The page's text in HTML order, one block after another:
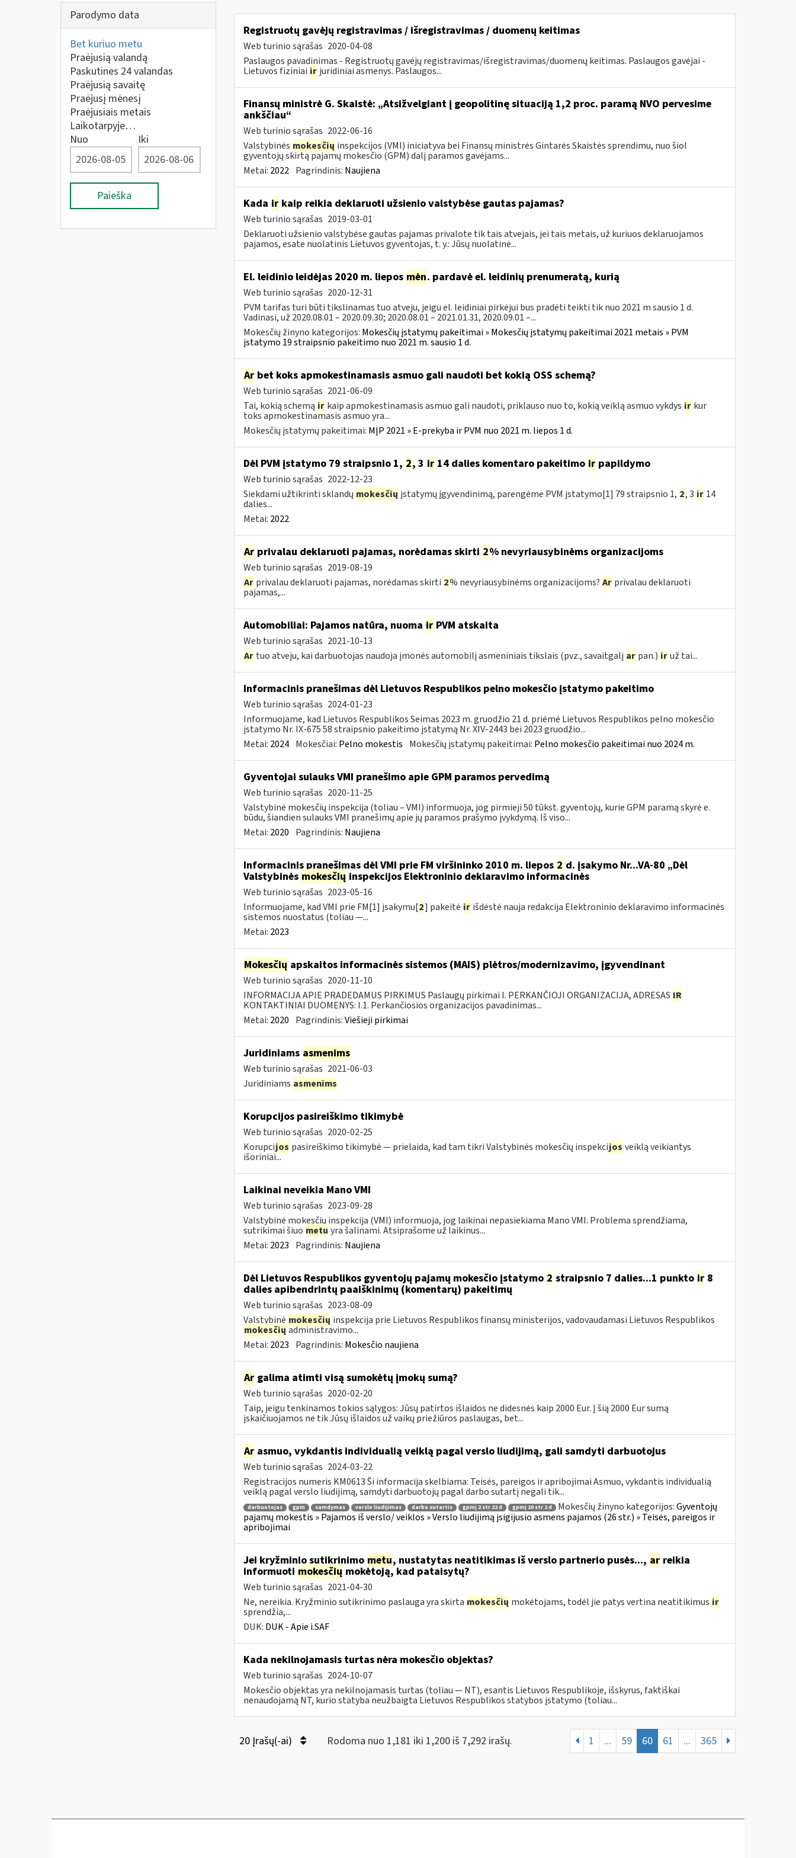
Parodymo data
Bet kuriuo metu
Praėjusią valandą
Paskutines 24 valandas
Praėjusią savaitę
Praėjusį mėnesį
Praėjusiais metais
Laikotarpyje…
Nuo
Iki
Paieška
Registruotų gavėjų registravimas / išregistravimas / duomenų keitimas
Web turinio sąrašas 2020-04-08
Paslaugos pavadinimas - Registruotų gavėjų registravimas/išregistravimas/duomenų keitimas. Paslaugos gavėjai -
Lietuvos fiziniai ir juridiniai asmenys. Paslaugos...
Finansų ministrė G. Skaistė: „Atsižvelgiant į geopolitinę situaciją 1,2 proc. paramą NVO pervesime
ankščiau“
Web turinio sąrašas 2022-06-16
Valstybinės mokesčių inspekcijos (VMI) iniciatyva bei Finansų ministrės Gintarės Skaistės sprendimu, nuo šiol
gyventojų skirtą pajamų mokesčio (GPM) dalį paramos gavėjams...
Metai: 2022 Pagrindinis: Naujiena
Kada irkaip reikia deklaruoti užsienio valstybėse gautas pajamas?
Web turinio sąrašas 2019-03-01
Deklaruoti užsienio valstybėse gautas pajamas privalote tik tais atvejais, jei tais metais, už kuriuos deklaruojamos
pajamos, esate nuolatinis Lietuvos gyventojas, t. y.: Jūsų nuolatinė...
El. leidinio leidėjas 2020 m. liepos mėn. pardavė el. leidinių prenumeratą, kurią
Web turinio sąrašas 2020-12-31
PVM tarifas turi būti tikslinamas tuo atveju, jeigu el. leidiniai pirkėjui bus pradėti teikti tik nuo 2021 m sausio 1 d.
Vadinasi, už 2020.08.01 – 2020.09.30; 2020.08.01 – 2021.01.31, 2020.09.01 –...
Mokesčių žinyno kategorijos: Mokesčių įstatymų pakeitimai » Mokesčių įstatymų pakeitimai 2021 metais » PVM
įstatymo 19 straipsnio pakeitimo nuo 2021 m. sausio 1 d.
Arbet koks apmokestinamasis asmuo gali naudoti bet kokią OSS schemą?
Web turinio sąrašas 2021-06-09
Tai, kokią schemą ir kaip apmokestinamasis asmuo gali naudoti, priklauso nuo to, kokią veiklą asmuo vykdys ir kur
toks apmokestinamasis asmuo yra...
Mokesčių įstatymų pakeitimai: MĮP 2021 » E-prekyba ir PVM nuo 2021 m. liepos 1 d.
Dėl PVM įstatymo 79 straipsnio 1, 2, 3 ir14 dalies komentaro pakeitimo irpapildymo
Web turinio sąrašas 2022-12-23
Siekdami užtikrinti sklandų mokesčių įstatymų įgyvendinimą, parengėme PVM įstatymo[1] 79 straipsnio 1, 2, 3 ir 14
dalies...
Metai: 2022
Arprivalau deklaruoti pajamas, norėdamas skirti 2% nevyriausybinėms organizacijoms
Web turinio sąrašas 2019-08-19
Ar privalau deklaruoti pajamas, norėdamas skirti 2% nevyriausybinėms organizacijoms? Ar privalau deklaruoti
pajamas,...
Automobiliai: Pajamos natūra, nuoma irPVM atskaita
Web turinio sąrašas 2021-10-13
Ar tuo atveju, kai darbuotojas naudoja įmonės automobilį asmeniniais tikslais (pvz., savaitgalį ar pan.) ir už tai...
Informacinis pranešimas dėl Lietuvos Respublikos pelno mokesčio įstatymo pakeitimo
Web turinio sąrašas 2024-01-23
Informuojame, kad Lietuvos Respublikos Seimas 2023 m. gruodžio 21 d. priėmė Lietuvos Respublikos pelno mokesčio
įstatymo Nr. IX-675 58 straipsnio pakeitimo įstatymą Nr. XIV-2443 bei 2023 gruodžio...
Metai: 2024 Mokesčiai: Pelno mokestis Mokesčių įstatymų pakeitimai: Pelno mokesčio pakeitimai nuo 2024 m.
Gyventojai sulauks VMI pranešimo apie GPM paramos pervedimą
Web turinio sąrašas 2020-11-25
Valstybinė mokesčių inspekcija (toliau – VMI) informuoja, jog pirmieji 50 tūkst. gyventojų, kurie GPM paramą skyrė e.
būdu, šiandien sulauks VMI pranešimų apie jų paramos prašymo įvykdymą. Iš viso...
Metai: 2020 Pagrindinis: Naujiena
Informacinis pranešimas dėl VMI prie FM viršininko 2010 m. liepos 2 d. įsakymo Nr...VA-80 „Dėl
Valstybinės mokesčių inspekcijos Elektroninio deklaravimo informacinės
Web turinio sąrašas 2023-05-16
Informuojame, kad VMI prie FM[1] įsakymu[2] pakeitė ir išdėstė nauja redakcija Elektroninio deklaravimo informacinės
sistemos nuostatus (toliau —...
Metai: 2023
Mokesčių apskaitos informacinės sistemos (MAIS) plėtros/modernizavimo, įgyvendinant
Web turinio sąrašas 2020-11-10
INFORMACIJA APIE PRADEDAMUS PIRKIMUS Paslaugų pirkimai I. PERKANČIOJI ORGANIZACIJA, ADRESAS IR
KONTAKTINIAI DUOMENYS: I.1. Perkančiosios organizacijos pavadinimas...
Metai: 2020 Pagrindinis:Viešieji pirkimai
Juridiniams asmenims
Web turinio sąrašas 2021-06-03
Juridiniams asmenims
Korupcijos pasireiškimo tikimybė
Web turinio sąrašas 2020-02-25
Korupcijos pasireiškimo tikimybė — prielaida, kad tam tikri Valstybinės mokesčių inspekcijos veiklą veikiantys
išoriniai...
Laikinai neveikia Mano VMI
Web turinio sąrašas 2023-09-28
Valstybinė mokesčių inspekcija (VMI) informuoja, jog laikinai nepasiekiama Mano VMI. Problema sprendžiama,
sutrikimai šiuo metu yra šalinami. Atsiprašome už laikinus...
Metai: 2023 Pagrindinis: Naujiena
Dėl Lietuvos Respublikos gyventojų pajamų mokesčio įstatymo 2 straipsnio 7 dalies...1 punkto ir8
dalies apibendrintų paaiškinimų (komentarų) pakeitimų
Web turinio sąrašas 2023-08-09
Valstybinė mokesčių inspekcija prie Lietuvos Respublikos finansų ministerijos, vadovaudamasi Lietuvos Respublikos
mokesčių administravimo...
Metai: 2023 Pagrindinis: Mokesčio naujiena
Argalima atimti visą sumokėtų įmokų sumą?
Web turinio sąrašas 2020-02-20
Taip, jeigu tenkinamos tokios sąlygos: Jūsų patirtos išlaidos ne didesnės kaip 2000 Eur. Į šią 2000 Eur sumą
įskaičiuojamos ne tik Jūsų išlaidos už vaikų priežiūros paslaugas, bet...
Arasmuo, vykdantis individualią veiklą pagal verslo liudijimą, gali samdyti darbuotojus
Web turinio sąrašas 2024-03-22
Registracijos numeris KM0613 Ši informacija skelbiama: Teisės, pareigos ir apribojimai Asmuo, vykdantis individualią
veiklą pagal verslo liudijimą, samdyti darbuotojų pagal darbo sutartį negali tik...
darbuotojas gpm samdymas verslo liudijimas darbo sutartis gpmį 2 str 22 d gpmį 10 str 2 d Mokesčių žinyno kategorijos:Gyventojų
pajamų mokestis » Pajamos iš verslo/ veiklos » Verslo liudijimą įsigijusio asmens pajamos (26 str.) » Teisės, pareigos ir
apribojimai
Jei kryžminio sutikrinimo metu, nustatytas neatitikimas iš verslo partnerio pusės..., arreikia
informuoti mokesčių mokėtoją, kad pataisytų?
Web turinio sąrašas 2021-04-30
Ne, nereikia. Kryžminio sutikrinimo paslauga yra skirta mokesčių mokėtojams, todėl jie patys vertina neatitikimus ir
sprendžia,...
DUK: DUK - Apie i.SAF
Kada nekilnojamasis turtas nėra mokesčio objektas?
Web turinio sąrašas 2024-10-07
Mokesčio objektas yra nekilnojamasis turtas (toliau ― NT), esantis Lietuvos Respublikoje, išskyrus, faktiškai
nenaudojamą NT, kurio statyba neužbaigta Lietuvos Respublikos statybos įstatymo (toliau...
20 Įrašų(-ai) Rodoma nuo 1,181 iki 1,200 iš 7,292 irašų. 1 ... 59 60 61 ... 365